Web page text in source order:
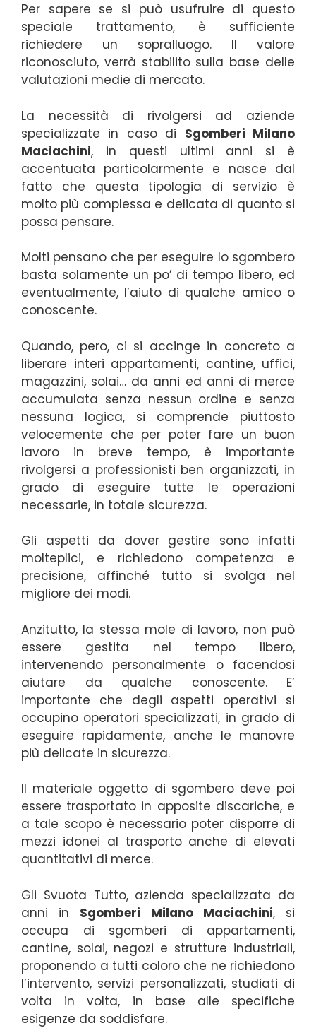
Per sapere se si può usufruire di questo
speciale trattamento, è sufficiente
richiedere un sopralluogo. Il valore
riconosciuto, verrà stabilito sulla base delle
valutazioni medie di mercato.
La necessità di rivolgersi ad aziende
specializzate in caso di Sgomberi Milano
Maciachini, in questi ultimi anni si è
accentuata particolarmente e nasce dal
fatto che questa tipologia di servizio è
molto più complessa e delicata di quanto si
possa pensare.
Molti pensano che per eseguire lo sgombero
basta solamente un po’ di tempo libero, ed
eventualmente, l’aiuto di qualche amico o
conoscente.
Quando, pero, ci si accinge in concreto a
liberare interi appartamenti, cantine, uffici,
magazzini, solai… da anni ed anni di merce
accumulata senza nessun ordine e senza
nessuna logica, si comprende piuttosto
velocemente che per poter fare un buon
lavoro in breve tempo, è importante
rivolgersi a professionisti ben organizzati, in
grado di eseguire tutte le operazioni
necessarie, in totale sicurezza.
Gli aspetti da dover gestire sono infatti
molteplici, e richiedono competenza e
precisione, affinché tutto si svolga nel
migliore dei modi.
Anzitutto, la stessa mole di lavoro, non può
essere gestita nel tempo libero,
intervenendo personalmente o facendosi
aiutare da qualche conoscente. E’
importante che degli aspetti operativi si
occupino operatori specializzati, in grado di
eseguire rapidamente, anche le manovre
più delicate in sicurezza.
Il materiale oggetto di sgombero deve poi
essere trasportato in apposite discariche, e
a tale scopo è necessario poter disporre di
mezzi idonei al trasporto anche di elevati
quantitativi di merce.
Gli Svuota Tutto, azienda specializzata da
anni in Sgomberi Milano Maciachini, si
occupa di sgomberi di appartamenti,
cantine, solai, negozi e strutture industriali,
proponendo a tutti coloro che ne richiedono
l’intervento, servizi personalizzati, studiati di
volta in volta, in base alle specifiche
esigenze da soddisfare.